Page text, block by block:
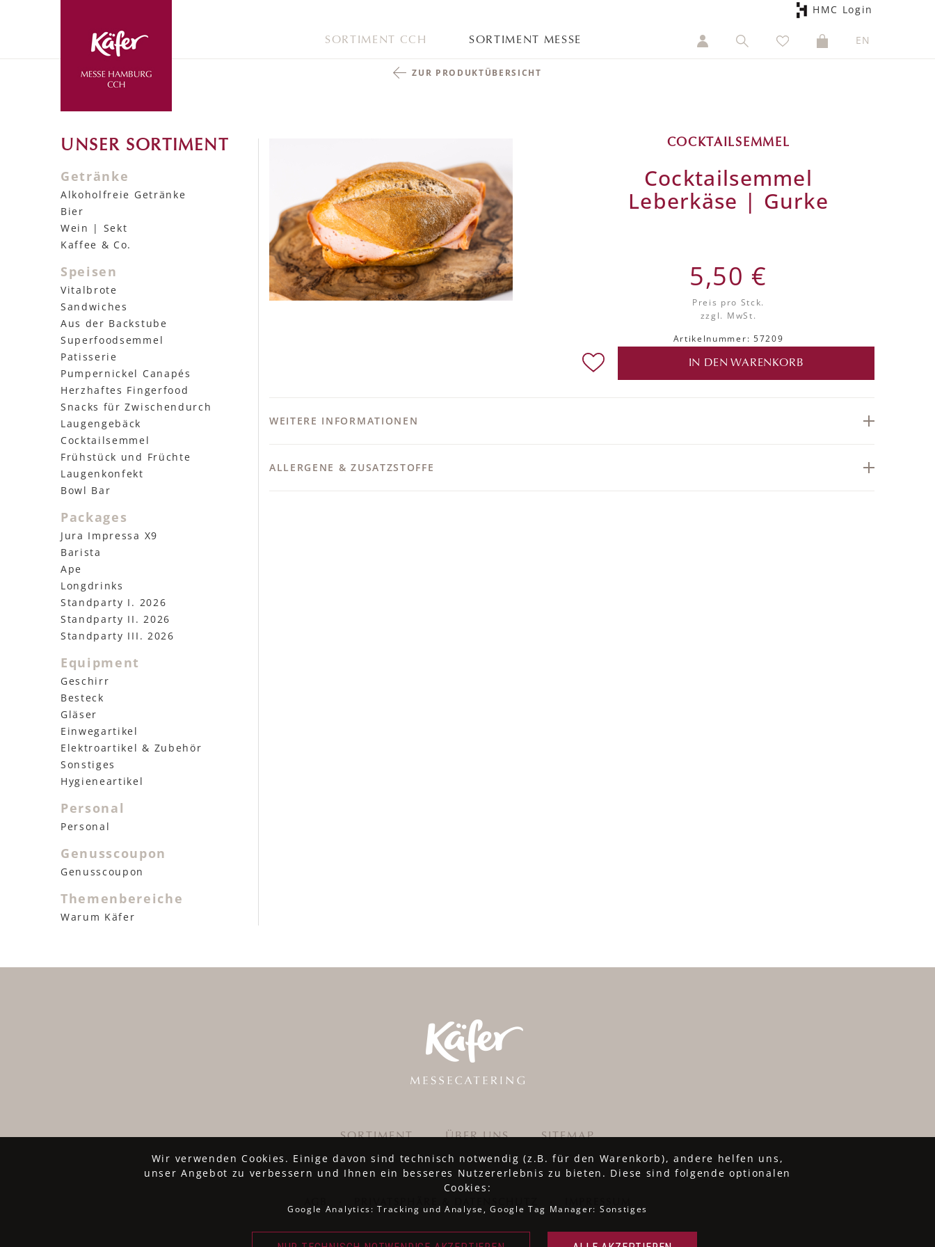
HMC Login
SORTIMENT CCH SORTIMENT MESSE EN
ZUR PRODUKTÜBERSICHT
UNSER SORTIMENT
Getränke
Alkoholfreie Getränke
Bier
Wein | Sekt
Kaffee & Co.
Speisen
Vitalbrote
Sandwiches
Aus der Backstube
Superfoodsemmel
Patisserie
Pumpernickel Canapés
Herzhaftes Fingerfood
Snacks für Zwischendurch
Laugengebäck
Cocktailsemmel
Frühstück und Früchte
Laugenkonfekt
Bowl Bar
Packages
Jura Impressa X9
Barista
Ape
Longdrinks
Standparty I. 2026
Standparty II. 2026
Standparty III. 2026
Equipment
Geschirr
Besteck
Gläser
Einwegartikel
Elektroartikel & Zubehör
Sonstiges
Hygieneartikel
Personal
Personal
Genusscoupon
Genusscoupon
Themenbereiche
Warum Käfer
COCKTAILSEMMEL
Cocktailsemmel
Leberkäse | Gurke
5,50 €
Preis pro Stck.
zzgl. MwSt.
Artikelnummer: 57209
IN DEN WARENKORB
WEITERE INFORMATIONEN
ALLERGENE & ZUSATZSTOFFE
SORTIMENT ÜBER UNS SITEMAP
Wir verwenden Cookies. Einige davon sind technisch notwendig (z.B. für den Warenkorb), andere helfen uns,
unser Angebot zu verbessern und Ihnen ein besseres Nutzererlebnis zu bieten. Diese sind folgende optionalen
Cookies:
Google Analytics: Tracking und Analyse, Google Tag Manager: Sonstiges